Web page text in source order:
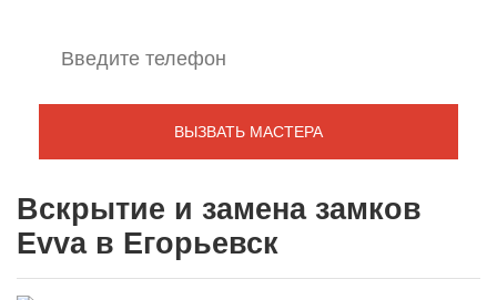
Вскрытие и замена замков
Evva в Егорьевск